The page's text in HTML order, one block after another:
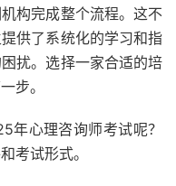
构完成整个流程。这不
供了系统化的学习和指
扰。选择一家合适的培
步。
年心理咨询师考试呢？
考试形式。